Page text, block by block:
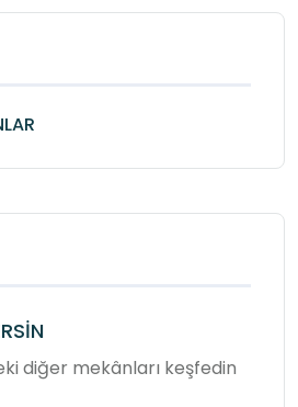
diğer mekânları keşfedin